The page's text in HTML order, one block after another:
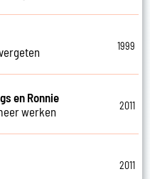
1999
en Ronnie
werken
2011
2011